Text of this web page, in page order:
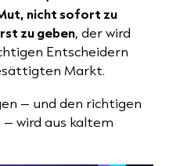
nicht sofort zu
zu geben, der wird
Entscheidern
Markt.
– und den richtigen
wird aus kaltem